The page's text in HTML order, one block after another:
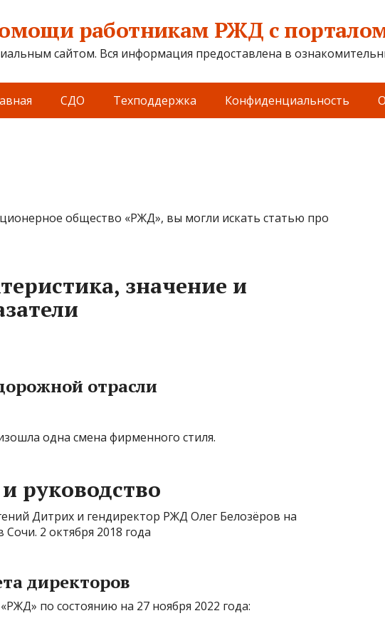
работникам РЖД с
сайтом. Вся информация предоставлена в
СДО Техподдержка Конфиденциальность
общество «РЖД», вы могли искать статью про
значение и
отрасли
одна смена фирменного стиля.
руководство
Дитрих и гендиректор РЖД Олег Белозёров на
2 октября 2018 года
директоров
по состоянию на 27 ноября 2022 года: